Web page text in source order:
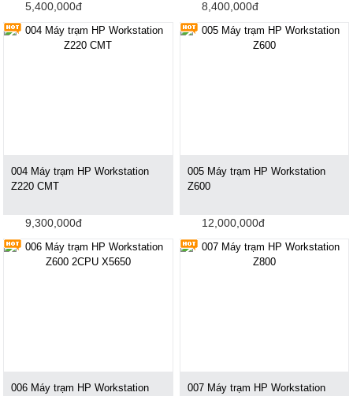
5,400,000đ 8,400,000đ
004 Máy trạm HP Workstation
Z220 CMT
9,300,000đ
005 Máy trạm HP Workstation
Z600
12,000,000đ
006 Máy trạm HP Workstation
007 Máy trạm HP Workstation